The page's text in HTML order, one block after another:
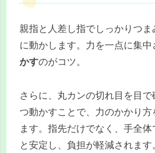
親指と人差し指でしっかりつま
に動かします。力を一点に集中
かすのがコツ。
さらに、丸カンの切れ目を目
つ動かすことで、力のかかり方
ます。指先だけでなく、手全
と安定し、負担が軽減されます